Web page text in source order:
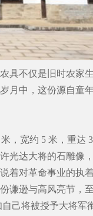
具不仅是旧时农家
月中，这份源自童
，宽约 5 米，重达
光达大将的石雕像
着对革命事业的执
谦逊与高风亮节，
己将被授予大将军